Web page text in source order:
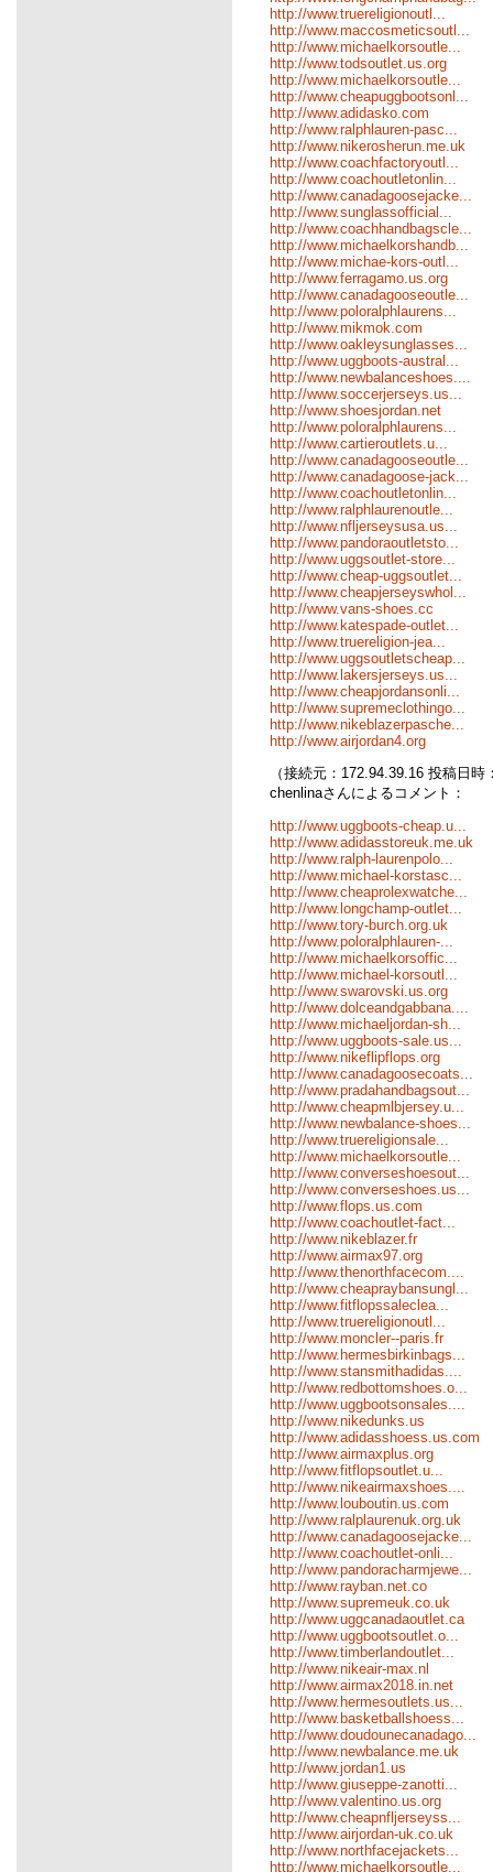
http://www.truereligionoutl...
http://www.maccosmeticsoutl...
http://www.michaelkorsoutle...
http://www.todsoutlet.us.org
http://www.michaelkorsoutle...
http://www.cheapuggbootsonl...
http://www.adidasko.com
http://www.ralphlauren-pasc...
http://www.nikerosherun.me.uk
http://www.coachfactoryoutl...
http://www.coachoutletonlin...
http://www.canadagoosejacke...
http://www.sunglassofficial...
http://www.coachhandbagscle...
http://www.michaelkorshandb...
http://www.michae-kors-outl...
http://www.ferragamo.us.org
http://www.canadagooseoutle...
http://www.poloralphlaurens...
http://www.mikmok.com
http://www.oakleysunglasses...
http://www.uggboots-austral...
http://www.newbalanceshoes....
http://www.soccerjerseys.us...
http://www.shoesjordan.net
http://www.poloralphlaurens...
http://www.cartieroutlets.u...
http://www.canadagooseoutle...
http://www.canadagoose-jack...
http://www.coachoutletonlin...
http://www.ralphlaurenoutle...
http://www.nfljerseysusa.us...
http://www.pandoraoutletsto...
http://www.uggsoutlet-store...
http://www.cheap-uggsoutlet...
http://www.cheapjerseyswhol...
http://www.vans-shoes.cc
http://www.katespade-outlet...
http://www.truereligion-jea...
http://www.uggsoutletscheap...
http://www.lakersjerseys.us...
http://www.cheapjordansonli...
http://www.supremeclothingo...
http://www.nikeblazerpasche...
http://www.airjordan4.org
（接続元：172.94.39.16 投稿日
chenlinaさんによるコメント：
http://www.uggboots-cheap.u...
http://www.adidasstoreuk.me.uk
http://www.ralph-laurenpolo...
http://www.michael-korstasc...
http://www.cheaprolexwatche...
http://www.longchamp-outlet...
http://www.tory-burch.org.uk
http://www.poloralphlauren-...
http://www.michaelkorsoffic...
http://www.michael-korsoutl...
http://www.swarovski.us.org
http://www.dolceandgabbana....
http://www.michaeljordan-sh...
http://www.uggboots-sale.us...
http://www.nikeflipflops.org
http://www.canadagoosecoats...
http://www.pradahandbagsout...
http://www.cheapmlbjersey.u...
http://www.newbalance-shoes...
http://www.truereligionsale...
http://www.michaelkorsoutle...
http://www.converseshoesout...
http://www.converseshoes.us...
http://www.flops.us.com
http://www.coachoutlet-fact...
http://www.nikeblazer.fr
http://www.airmax97.org
http://www.thenorthfacecom....
http://www.cheapraybansungl...
http://www.fitflopssaleclea...
http://www.truereligionoutl...
http://www.moncler--paris.fr
http://www.hermesbirkinbags...
http://www.stansmithadidas....
http://www.redbottomshoes.o...
http://www.uggbootsonsales....
http://www.nikedunks.us
http://www.adidasshoess.us.com
http://www.airmaxplus.org
http://www.fitflopsoutlet.u...
http://www.nikeairmaxshoes....
http://www.louboutin.us.com
http://www.ralplaurenuk.org.uk
http://www.canadagoosejacke...
http://www.coachoutlet-onli...
http://www.pandoracharmjewe...
http://www.rayban.net.co
http://www.supremeuk.co.uk
http://www.uggcanadaoutlet.ca
http://www.uggbootsoutlet.o...
http://www.timberlandoutlet...
http://www.nikeair-max.nl
http://www.airmax2018.in.net
http://www.hermesoutlets.us...
http://www.basketballshoess...
http://www.doudounecanadago...
http://www.newbalance.me.uk
http://www.jordan1.us
http://www.giuseppe-zanotti...
http://www.valentino.us.org
http://www.cheapnfljerseyss...
http://www.airjordan-uk.co.uk
http://www.northfacejackets...
http://www.michaelkorsoutle...